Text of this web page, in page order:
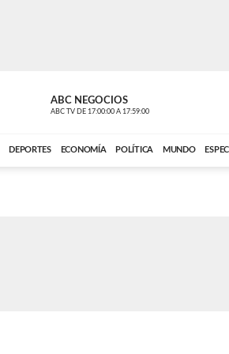
ABC NEGOCIOS
ABC TV DE 17:00:00 A 17:59:00
DEPORTES ECONOMÍA POLÍTICA MUNDO